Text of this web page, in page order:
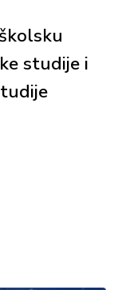
studije i